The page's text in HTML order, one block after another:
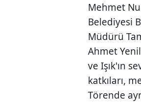
Mehmet
Belediyesi
Müdürü
Ahmet
ve Işık'ın
katkıları,
Törende